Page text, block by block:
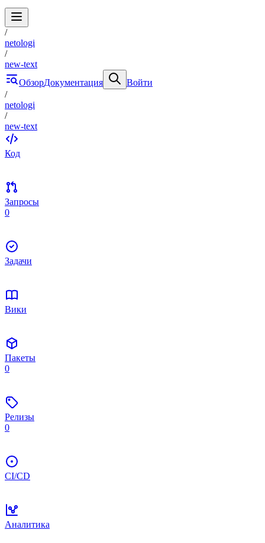
/
netologi
/
new-text
ОбзорДокументация
Войти
/
netologi
/
new-text
Код
Запросы
0
Задачи
Вики
Пакеты
0
Релизы
0
CI/CD
Аналитика